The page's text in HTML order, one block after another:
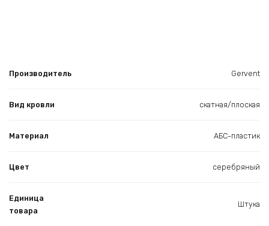
Производитель Gervent
Вид кровли скатная/плоская
Материал АБС-пластик
Цвет серебряный
Единица
товара
Штука